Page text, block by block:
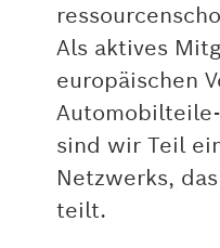
Als aktives
europäischen
sind wir Teil
Netzwerks,
teilt.